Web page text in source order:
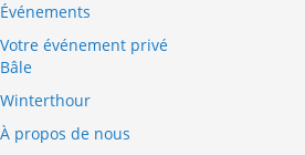
Événements
Votre événement privé
Bâle
Winterthour
À propos de nous